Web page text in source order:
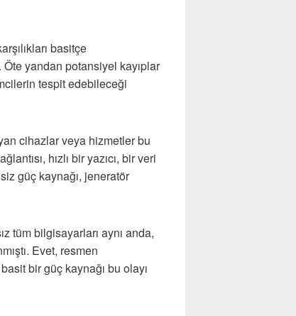
basitçe
yandan potansiyel kayıplar
tespit edebileceği
cihazlar veya hizmetler bu
hızlı bir yazıcı, bir veri
güç kaynağı, jeneratör
tüm bilgisayarları aynı anda,
Evet, resmen
bir güç kaynağı bu olayı